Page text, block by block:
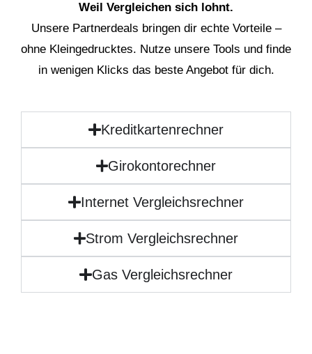
Weil Vergleichen sich lohnt.
Unsere Partnerdeals bringen dir echte Vorteile –
ohne Kleingedrucktes. Nutze unsere Tools und finde
in wenigen Klicks das beste Angebot für dich.
Kreditkartenrechner
Girokontorechner
Internet Vergleichsrechner
Strom Vergleichsrechner
Gas Vergleichsrechner